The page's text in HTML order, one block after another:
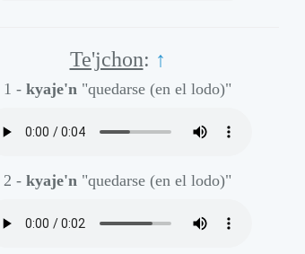
Te'jchon: ↑
1 - kyaje'n "quedarse (en el lodo)"
2 - kyaje'n "quedarse (en el lodo)"